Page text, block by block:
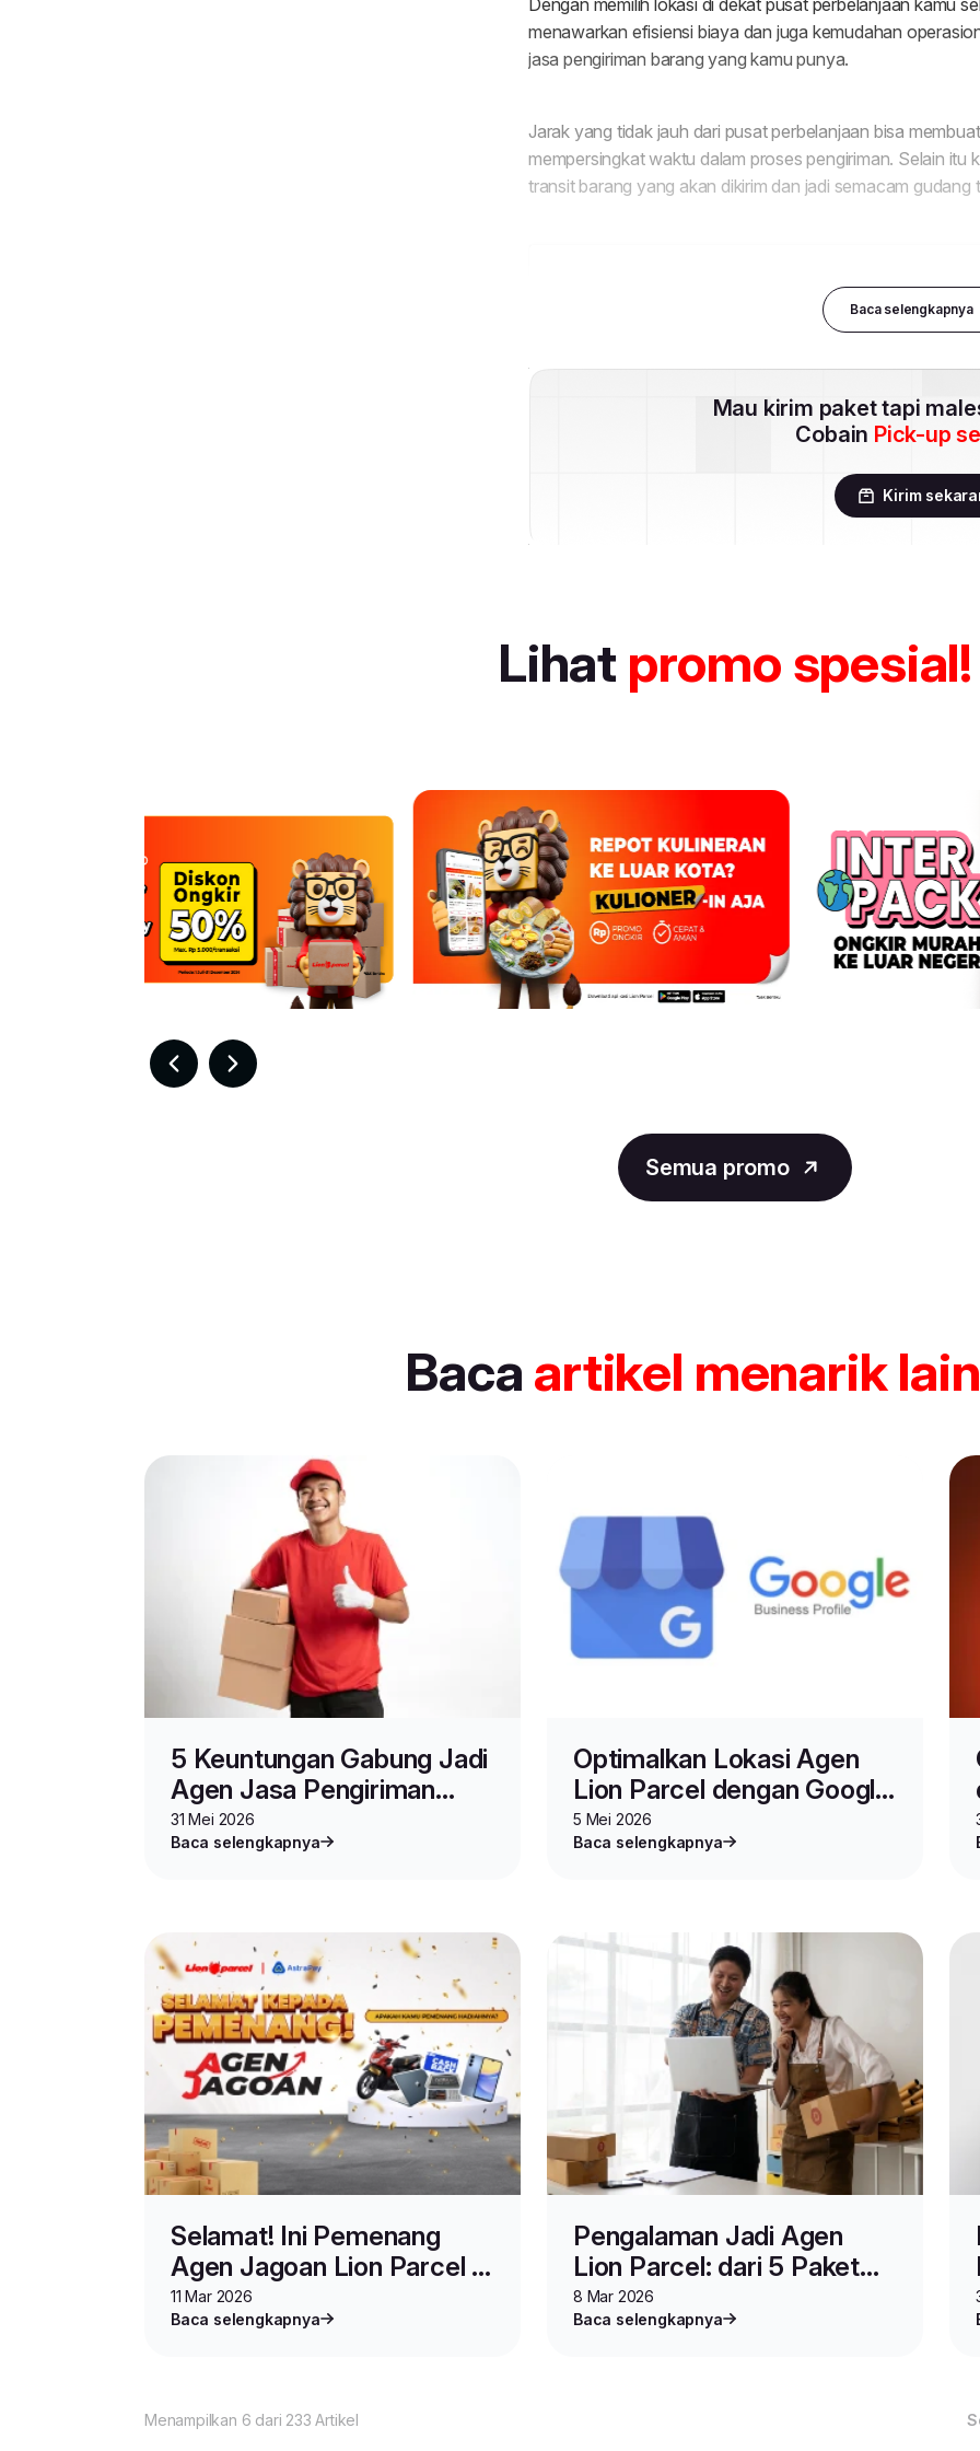
Baca selengkapnya
Mau kirim paket tapi
Cobain Pick-up
Kirim
Lihat promo spesial!
Semua promo
Baca artikel menarik
5 Keuntungan Gabung Jadi
Agen Jasa Pengiriman
Barang Lion Parcel
31 Mei 2026
Baca selengkapnya
Optimalkan Lokasi Agen
Lion Parcel dengan Google
Business Profile
5 Mei 2026
Baca selengkapnya
Selamat! Ini Pemenang
Agen Jagoan Lion Parcel x
AstraPay
11 Mar 2026
Baca selengkapnya
Pengalaman Jadi Agen
Lion Parcel: dari 5 Paket
Sehari hingga Omzet
Ratusan Juta
8 Mar 2026
Baca selengkapnya
Menampilkan 6 dari 233 Artikel